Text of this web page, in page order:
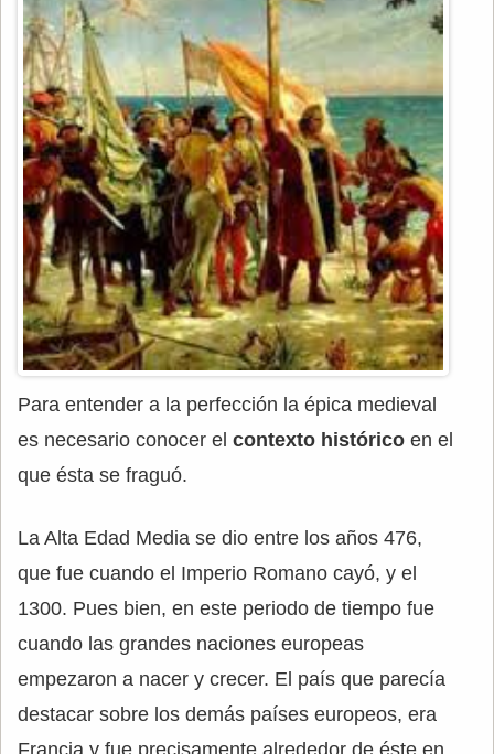
Para entender a la perfección la épica medieval
es necesario conocer el contexto histórico en el
que ésta se fraguó.
La Alta Edad Media se dio entre los años 476,
que fue cuando el Imperio Romano cayó, y el
1300. Pues bien, en este periodo de tiempo fue
cuando las grandes naciones europeas
empezaron a nacer y crecer. El país que parecía
destacar sobre los demás países europeos, era
Francia y fue precisamente alrededor de éste en